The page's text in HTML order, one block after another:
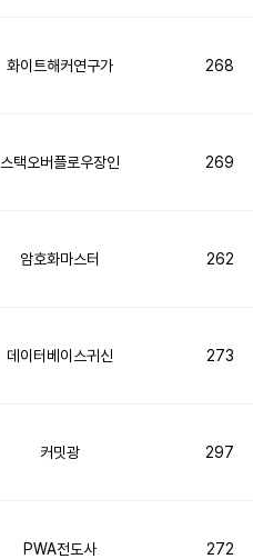
화이트해커연구가 268
스택오버플로우장인 269
암호화마스터 262
데이터베이스귀신 273
커밋광 297
PWA전도사 272